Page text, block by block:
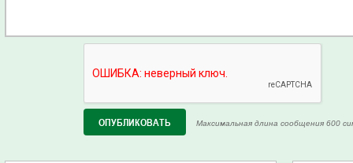
Максимальная длина сообщения 600